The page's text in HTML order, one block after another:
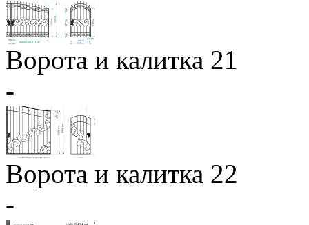
Ворота и калитка 21
-
Ворота и калитка 22
-